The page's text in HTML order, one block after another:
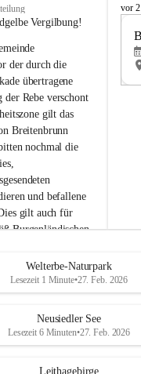
Vergilbung!
der durch die
übertragene
der Rebe verschont
gilt das
Breitenbrunn
nochmal die
und befallene
gilt auch für
Burgenländischen
gepflegte oder
zu roden! Bitte
um unsere Winzer
Ernteausfällen
wirtschaftlichen
B
e
u
e
d
r
S
vor 2
Welterbe-Naturpark
Lesezeit 1 Minute•27. Feb. 2026
Neusiedler See
Lesezeit 6 Minuten•27. Feb. 2026
Leithagebirge